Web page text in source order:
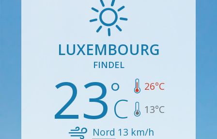
LUXEMBOURG
FINDEL
23 26°C
13°C
Nord 13 km/h